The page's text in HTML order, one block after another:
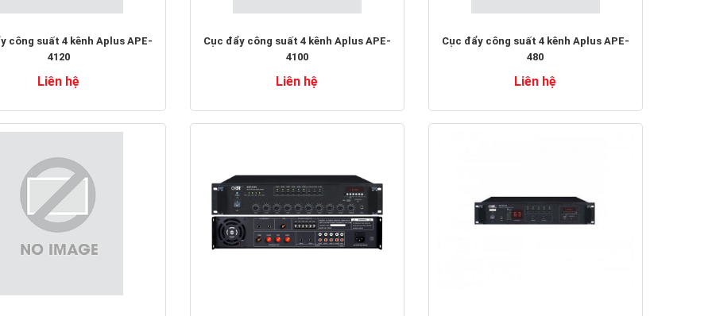
công suất 4 kênh Aplus APE-
4120
Liên hệ
Cục đẩy công suất 4 kênh Aplus APE-
4100
Liên hệ
Cục đẩy công suất 4 kênh Aplus APE-
480
Liên hệ